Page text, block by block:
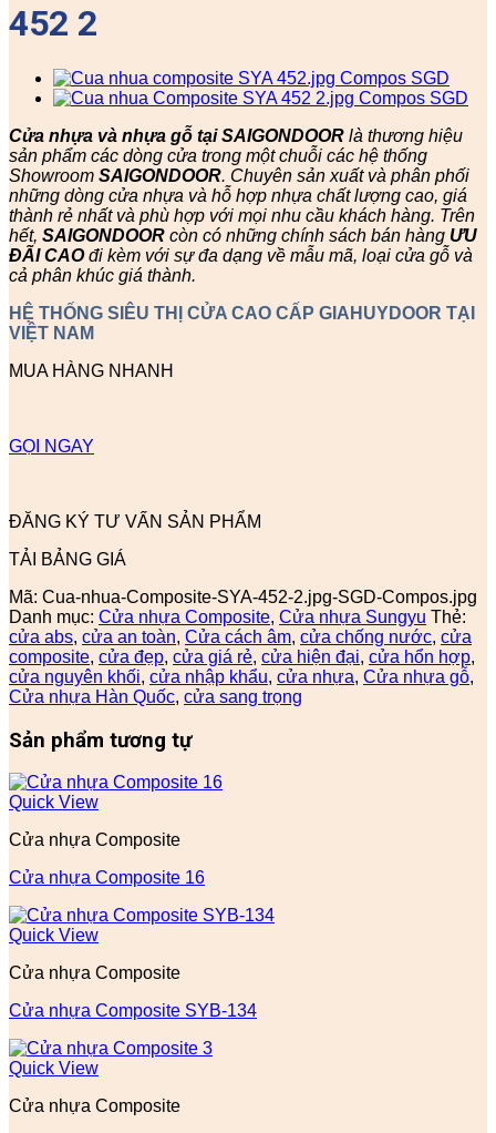
452 2
Cửa nhựa và nhựa gỗ tại SAIGONDOOR là thương hiệu
sản phẩm các dòng cửa trong một chuỗi các hệ thống
Showroom SAIGONDOOR. Chuyên sản xuất và phân phối
những dòng cửa nhựa và hỗ hợp nhựa chất lượng cao, giá
thành rẻ nhất và phù hợp với mọi nhu cầu khách hàng. Trên
hết, SAIGONDOOR còn có những chính sách bán hàng ƯU
ĐÃI CAOđi kèm với sự đa dạng về mẫu mã, loại cửa gỗ và
cả phân khúc giá thành.
HỆ THỐNG SIÊU THỊ CỬA CAO CẤP GIAHUYDOOR TẠI
VIỆT NAM
MUA HÀNG NHANH
GỌI NGAY
ĐĂNG KÝ TƯ VẤN SẢN PHẨM
TẢI BẢNG GIÁ
Mã: Cua-nhua-Composite-SYA-452-2.jpg-SGD-Compos.jpg
Danh mục: Cửa nhựa Composite, Cửa nhựa Sungyu Thẻ:
cửa abs, cửa an toàn, Cửa cách âm, cửa chống nước, cửa
composite, cửa đẹp, cửa giá rẻ, cửa hiện đại, cửa hổn hợp,
cửa nguyên khối, cửa nhập khẩu, cửa nhựa, Cửa nhựa gỗ,
Cửa nhựa Hàn Quốc, cửa sang trọng
Sản phẩm tương tự
Quick View
Cửa nhựa Composite
Cửa nhựa Composite 16
Quick View
Cửa nhựa Composite
Cửa nhựa Composite SYB-134
Quick View
Cửa nhựa Composite